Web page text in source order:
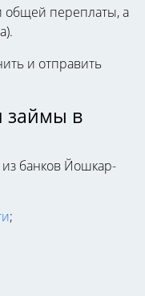
общей переплаты, а
и отправить
займы в
банков Йошкар-
;